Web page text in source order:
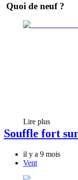
Quoi de neuf ?
Lire plus
Souffle fort
il y a 9 mois
Vent